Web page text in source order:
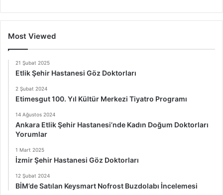
Most Viewed
21 Şubat 2025
Etlik Şehir Hastanesi Göz Doktorları
2 Şubat 2024
Etimesgut 100. Yıl Kültür Merkezi Tiyatro Programı
14 Ağustos 2024
Ankara Etlik Şehir Hastanesi’nde Kadın Doğum Doktorları
Yorumlar
1 Mart 2025
İzmir Şehir Hastanesi Göz Doktorları
12 Şubat 2024
BİM’de Satılan Keysmart Nofrost Buzdolabı İncelemesi